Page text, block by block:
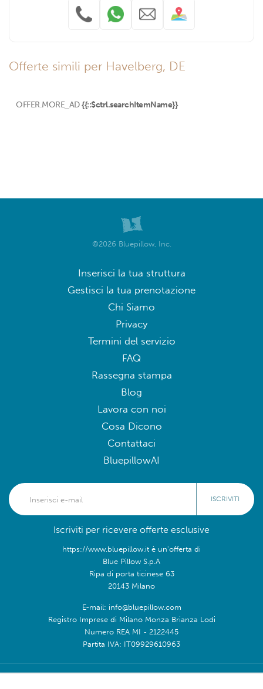
Offerte simili per Havelberg, DE
OFFER.MORE_AD {{::$ctrl.searchItemName}}
©2026 Bluepillow, Inc.
Inserisci la tua struttura
Gestisci la tua prenotazione
Chi Siamo
Privacy
Termini del servizio
FAQ
Rassegna stampa
Blog
Lavora con noi
Cosa Dicono
Contattaci
BluepillowAI
ISCRIVITI
Iscriviti per ricevere offerte esclusive
https://www.bluepillow.it è un'offerta di
Blue Pillow S.p.A
Ripa di porta ticinese 63
20143 Milano
E-mail: info@bluepillow.com
Registro Imprese di Milano Monza Brianza Lodi
Numero REA MI - 2122445
Partita IVA: IT09929610963